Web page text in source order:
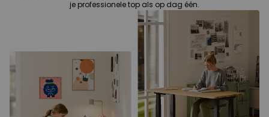
je professionele top als op dag één.